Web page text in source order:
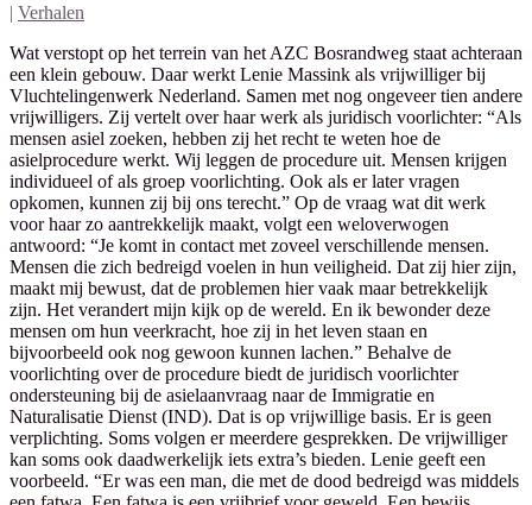
| Verhalen
Wat verstopt op het terrein van het AZC Bosrandweg staat achteraan
een klein gebouw. Daar werkt Lenie Massink als vrijwilliger bij
Vluchtelingenwerk Nederland. Samen met nog ongeveer tien andere
vrijwilligers. Zij vertelt over haar werk als juridisch voorlichter: “Als
mensen asiel zoeken, hebben zij het recht te weten hoe de
asielprocedure werkt. Wij leggen de procedure uit. Mensen krijgen
individueel of als groep voorlichting. Ook als er later vragen
opkomen, kunnen zij bij ons terecht.” Op de vraag wat dit werk
voor haar zo aantrekkelijk maakt, volgt een weloverwogen
antwoord: “Je komt in contact met zoveel verschillende mensen.
Mensen die zich bedreigd voelen in hun veiligheid. Dat zij hier zijn,
maakt mij bewust, dat de problemen hier vaak maar betrekkelijk
zijn. Het verandert mijn kijk op de wereld. En ik bewonder deze
mensen om hun veerkracht, hoe zij in het leven staan en
bijvoorbeeld ook nog gewoon kunnen lachen.” Behalve de
voorlichting over de procedure biedt de juridisch voorlichter
ondersteuning bij de asielaanvraag naar de Immigratie en
Naturalisatie Dienst (IND). Dat is op vrijwillige basis. Er is geen
verplichting. Soms volgen er meerdere gesprekken. De vrijwilliger
kan soms ook daadwerkelijk iets extra’s bieden. Lenie geeft een
voorbeeld. “Er was een man, die met de dood bedreigd was middels